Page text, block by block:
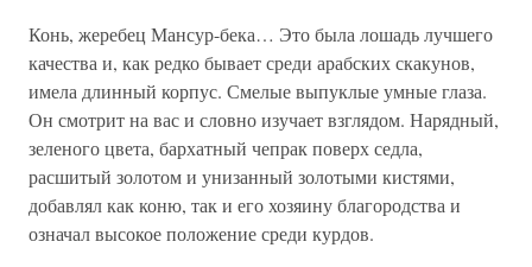
Конь, жеребец Мансур-бека… Это была лошадь лучшего
качества и, как редко бывает среди арабских скакунов,
имела длинный корпус. Смелые выпуклые умные глаза.
Он смотрит на вас и словно изучает взглядом. Нарядный,
зеленого цвета, бархатный чепрак поверх седла,
расшитый золотом и унизанный золотыми кистями,
добавлял как коню, так и его хозяину благородства и
означал высокое положение среди курдов.